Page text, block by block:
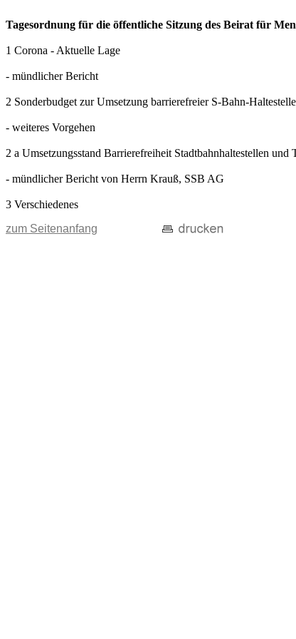
Tagesordnung für die öffentliche Sitzung des Beirat für
1 Corona - Aktuelle Lage
- mündlicher Bericht
2 Sonderbudget zur Umsetzung barrierefreier S-Bahn-
- weiteres Vorgehen
2 a Umsetzungsstand Barrierefreiheit Stadtbahnhaltestellen und
- mündlicher Bericht von Herrn Krauß, SSB AG
3 Verschiedenes
zum Seitenanfang